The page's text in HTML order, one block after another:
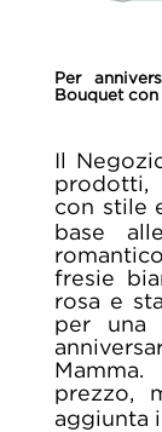
Per
Bouquet
Il
prodotti,
con stile
base
fresie
rosa e
per una
prezzo,
aggiunta